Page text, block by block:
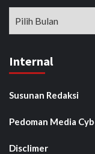
Internal
Susunan Redaksi
Pedoman Media
Disclimer